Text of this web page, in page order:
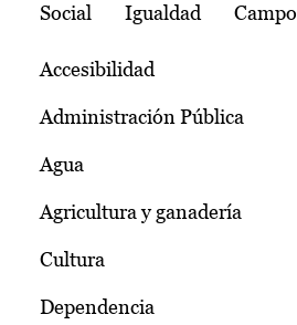
Social Igualdad Campo
Accesibilidad
Administración Pública
Agua
Agricultura y ganadería
Cultura
Dependencia